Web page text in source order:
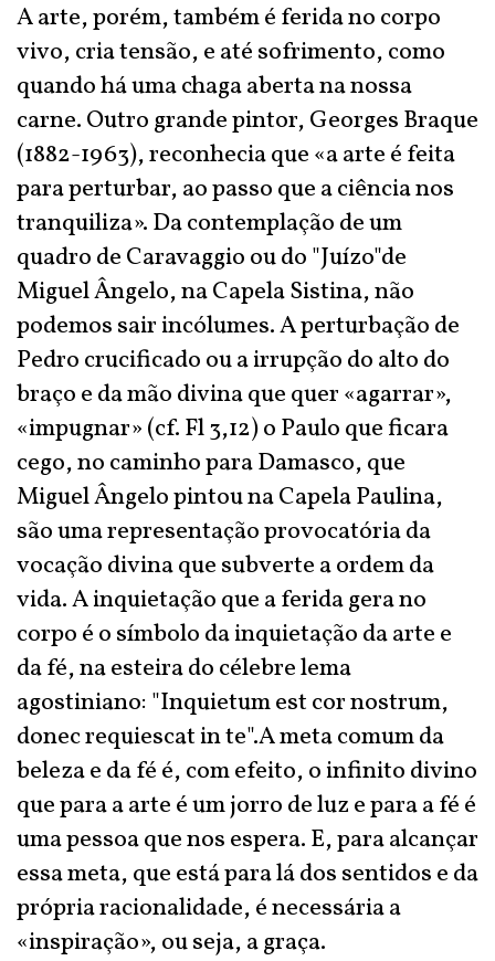
A arte, porém, também é ferida no corpo
vivo, cria tensão, e até sofrimento, como
quando há uma chaga aberta na nossa
carne. Outro grande pintor, Georges Braque
(1882-1963), reconhecia que «a arte é feita
para perturbar, ao passo que a ciência nos
tranquiliza». Da contemplação de um
quadro de Caravaggio ou do "Juízo"de
Miguel Ângelo, na Capela Sistina, não
podemos sair incólumes. A perturbação de
Pedro crucificado ou a irrupção do alto do
braço e da mão divina que quer «agarrar»,
«impugnar» (cf. Fl 3,12) o Paulo que ficara
cego, no caminho para Damasco, que
Miguel Ângelo pintou na Capela Paulina,
são uma representação provocatória da
vocação divina que subverte a ordem da
vida. A inquietação que a ferida gera no
corpo é o símbolo da inquietação da arte e
da fé, na esteira do célebre lema
agostiniano: "Inquietum est cor nostrum,
donec requiescat in te".A meta comum da
beleza e da fé é, com efeito, o infinito divino
que para a arte é um jorro de luz e para a fé é
uma pessoa que nos espera. E, para alcançar
essa meta, que está para lá dos sentidos e da
própria racionalidade, é necessária a
«inspiração», ou seja, a graça.